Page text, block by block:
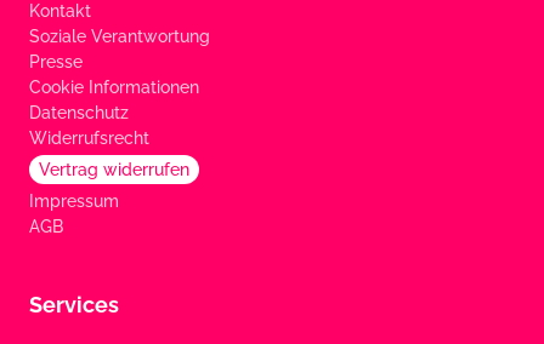
Kontakt
Soziale Verantwortung
Presse
Cookie Informationen
Datenschutz
Widerrufsrecht
Vertrag widerrufen
Impressum
AGB
Services